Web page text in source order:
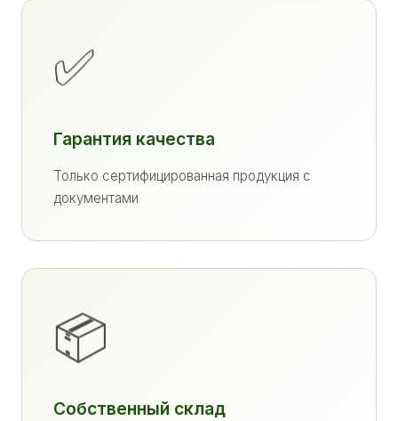
✅
Гарантия качества
Только сертифицированная продукция с
документами
📦
Собственный склад